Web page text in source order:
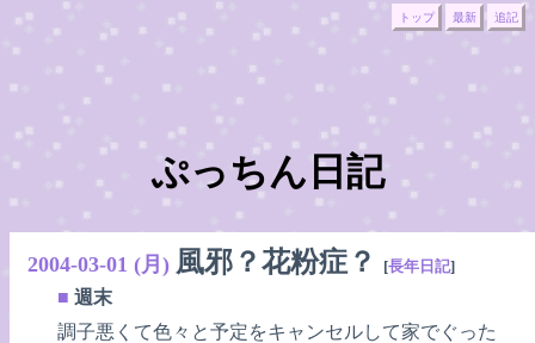
トップ 最新 追記
ぷっちん日記
2004-03-01 (月) 風邪？花粉症？ [長年日記]
■ 週末
調子悪くて色々と予定をキャンセルして家でぐった